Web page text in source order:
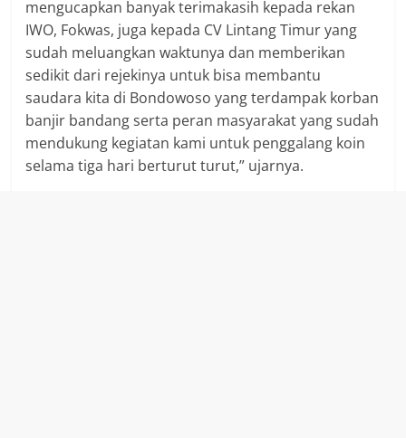
mengucapkan banyak terimakasih kepada rekan
IWO, Fokwas, juga kepada CV Lintang Timur yang
sudah meluangkan waktunya dan memberikan
sedikit dari rejekinya untuk bisa membantu
saudara kita di Bondowoso yang terdampak korban
banjir bandang serta peran masyarakat yang sudah
mendukung kegiatan kami untuk penggalang koin
selama tiga hari berturut turut,” ujarnya.